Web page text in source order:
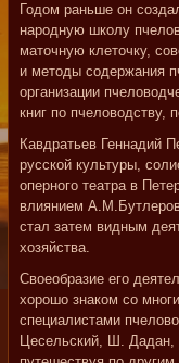
Годом раньше он
народную школу
маточную клеточку,
и методы содержания
организации
книг по пчеловодству,
Кавдратьев Геннадий
русской культуры,
оперного театра в
влиянием
стал затем видным
хозяйства.
Своеобразие его
хорошо знаком со
специалистами
Цесельский, Ш. Дадан,